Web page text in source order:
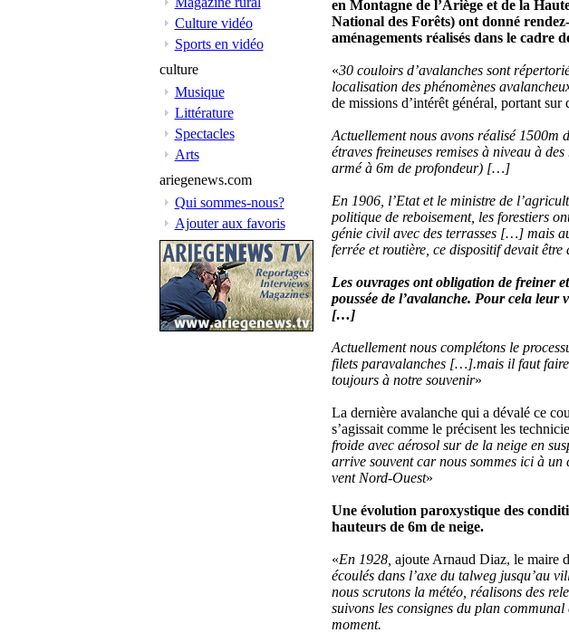
Culture vidéo
Sports en vidéo
culture
Musique
Littérature
Spectacles
Arts
ariegenews.com
Qui sommes-nous?
Ajouter aux favoris
en Montagne de l’Ariège et de la
National des Forêts) ont donné
aménagements réalisés dans le cadre
«30 couloirs d’avalanches sont
localisation des phénomènes
de missions d’intérêt général, portant sur
Actuellement nous avons réalisé 1500m
étraves freineuses remises à niveau à
armé à 6m de profondeur) […]
En 1906, l’Etat et le ministre de
politique de reboisement, les forestiers
génie civil avec des terrasses […] mais
ferrée et routière, ce dispositif devait
Les ouvrages ont obligation de freiner
poussée de l’avalanche. Pour cela leur
[…]
Actuellement nous complétons le
filets paravalanches […].mais il faut
toujours à notre souvenir»
La dernière avalanche qui a dévalé ce
s’agissait comme le précisent les
froide avec aérosol sur de la neige en
arrive souvent car nous sommes ici à
vent Nord-Ouest»
Une évolution paroxystique des
hauteurs de 6m de neige.
«En 1928, ajoute Arnaud Diaz, le maire
écoulés dans l’axe du talweg jusqu’au
nous scrutons la météo, réalisons des
suivons les consignes du plan
moment.